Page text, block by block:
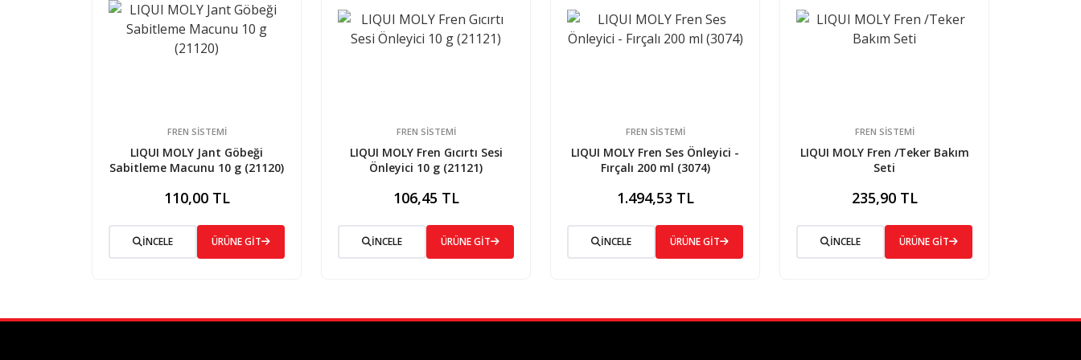
FREN SISTEMI
LIQUI MOLY Jant Göbeği
Sabitleme Macunu 10 g (21120)
110,00 TL
İNCELE ÜRÜNE GİT
FREN SISTEMI
LIQUI MOLY Fren Gıcırtı Sesi
Önleyici 10 g (21121)
106,45 TL
İNCELE ÜRÜNE GİT
FREN SISTEMI
LIQUI MOLY Fren Ses Önleyici -
Fırçalı 200 ml (3074)
1.494,53 TL
İNCELE ÜRÜNE GİT
FREN SISTEMI
LIQUI MOLY Fren /Teker Bakım
Seti
235,90 TL
İNCELE ÜRÜNE GİT